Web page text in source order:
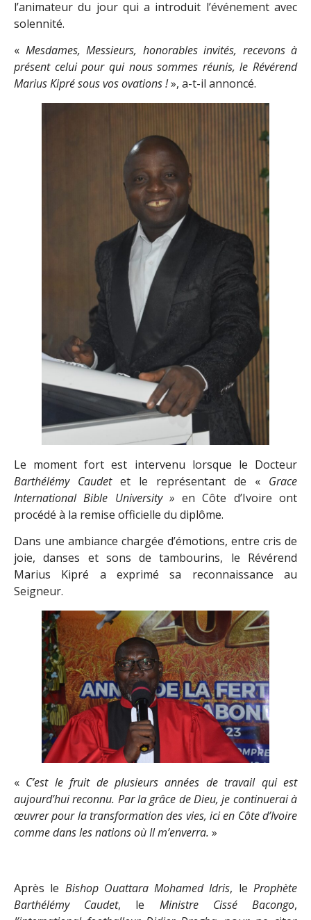
l’animateur du jour qui a introduit l’événement avec
solennité.
« Mesdames, Messieurs, honorables invités, recevons à
présent celui pour qui nous sommes réunis, le Révérend
Marius Kipré sous vos ovations !», a-t-il annoncé.
Le moment fort est intervenu lorsque le Docteur
Barthélémy Caudetet le représentant de « Grace
International Bible University » en Côte d’Ivoire ont
procédé à la remise officielle du diplôme.
Dans une ambiance chargée d’émotions, entre cris de
joie, danses et sons de tambourins, le Révérend
Marius Kipré a exprimé sa reconnaissance au
Seigneur.
« C’est le fruit de plusieurs années de travail qui est
aujourd’hui reconnu. Par la grâce de Dieu, je continuerai à
œuvrer pour la transformation des vies, ici en Côte d’Ivoire
comme dans les nations où Il m’enverra. »
Après le Bishop Ouattara Mohamed Idris, leProphète
Barthélémy Caudet, le Ministre Cissé Bacongo,